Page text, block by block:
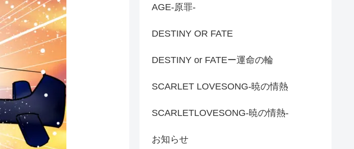
AGE-原罪-
DESTINY OR FATE
DESTINY or FATEー運命の輪
SCARLET LOVESONG-暁の情熱
SCARLETLOVESONG-暁の情熱-
お知らせ